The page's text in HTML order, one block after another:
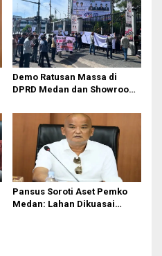
Demo Ratusan Massa di
DPRD Medan dan Showroom
Soroti Dugaan Bangunan
Tanpa PBG
Pansus Soroti Aset Pemko
Medan: Lahan Dikuasai